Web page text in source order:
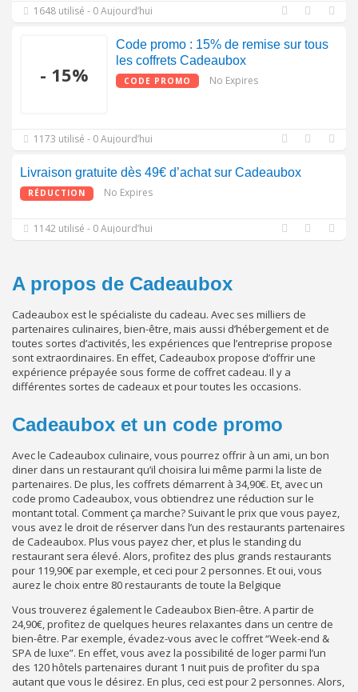
1648 utilisé - 0 Aujourd’hui
- 15%
Code promo : 15% de remise sur tous
les coffrets Cadeaubox
CODE PROMO No Expires
1173 utilisé - 0 Aujourd’hui
Livraison gratuite dès 49€ d’achat sur Cadeaubox
RÉDUCTION No Expires
1142 utilisé - 0 Aujourd’hui
A propos de Cadeaubox
Cadeaubox est le spécialiste du cadeau. Avec ses milliers de
partenaires culinaires, bien-être, mais aussi d’hébergement et de
toutes sortes d’activités, les expériences que l’entreprise propose
sont extraordinaires. En effet, Cadeaubox propose d’offrir une
expérience prépayée sous forme de coffret cadeau. Il y a
différentes sortes de cadeaux et pour toutes les occasions.
Cadeaubox et un code promo
Avec le Cadeaubox culinaire, vous pourrez offrir à un ami, un bon
diner dans un restaurant qu’il choisira lui même parmi la liste de
partenaires. De plus, les coffrets démarrent à 34,90€. Et, avec un
code promo Cadeaubox, vous obtiendrez une réduction sur le
montant total. Comment ça marche? Suivant le prix que vous payez,
vous avez le droit de réserver dans l’un des restaurants partenaires
de Cadeaubox. Plus vous payez cher, et plus le standing du
restaurant sera élevé. Alors, profitez des plus grands restaurants
pour 119,90€ par exemple, et ceci pour 2 personnes. Et oui, vous
aurez le choix entre 80 restaurants de toute la Belgique
Vous trouverez également le Cadeaubox Bien-être. A partir de
24,90€, profitez de quelques heures relaxantes dans un centre de
bien-être. Par exemple, évadez-vous avec le coffret “Week-end &
SPA de luxe”. En effet, vous avez la possibilité de loger parmi l’un
des 120 hôtels partenaires durant 1 nuit puis de profiter du spa
autant que vous le désirez. En plus, ceci est pour 2 personnes. Alors,